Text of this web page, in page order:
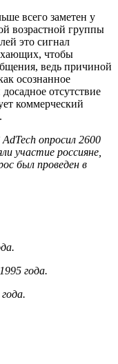
всего заметен у
возрастной группы
это сигнал
чтобы
ведь причиной
осознанное
отсутствие
коммерческий
опросил 2600
участие россияне,
был проведен в
года.